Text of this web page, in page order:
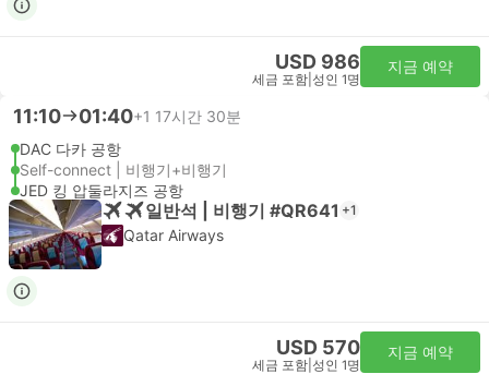
USD 986
세금 포함 성인 1명
지금 예약
11:10 01:40+1 17시간 30분
DAC 다카 공항
Self-connect | 비행기+비행기
JED 킹 압둘라지즈 공항
일반석 | 비행기 #QR641 +1
Qatar Airways
USD 570
세금 포함 성인 1명
지금 예약